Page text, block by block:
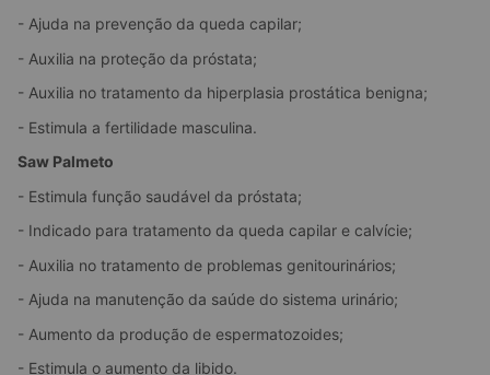
- Ajuda na prevenção da queda capilar;
- Auxilia na proteção da próstata;
- Auxilia no tratamento da hiperplasia prostática benigna;
- Estimula a fertilidade masculina.
Saw Palmeto
- Estimula função saudável da próstata;
- Indicado para tratamento da queda capilar e calvície;
- Auxilia no tratamento de problemas genitourinários;
- Ajuda na manutenção da saúde do sistema urinário;
- Aumento da produção de espermatozoides;
- Estimula o aumento da libido.